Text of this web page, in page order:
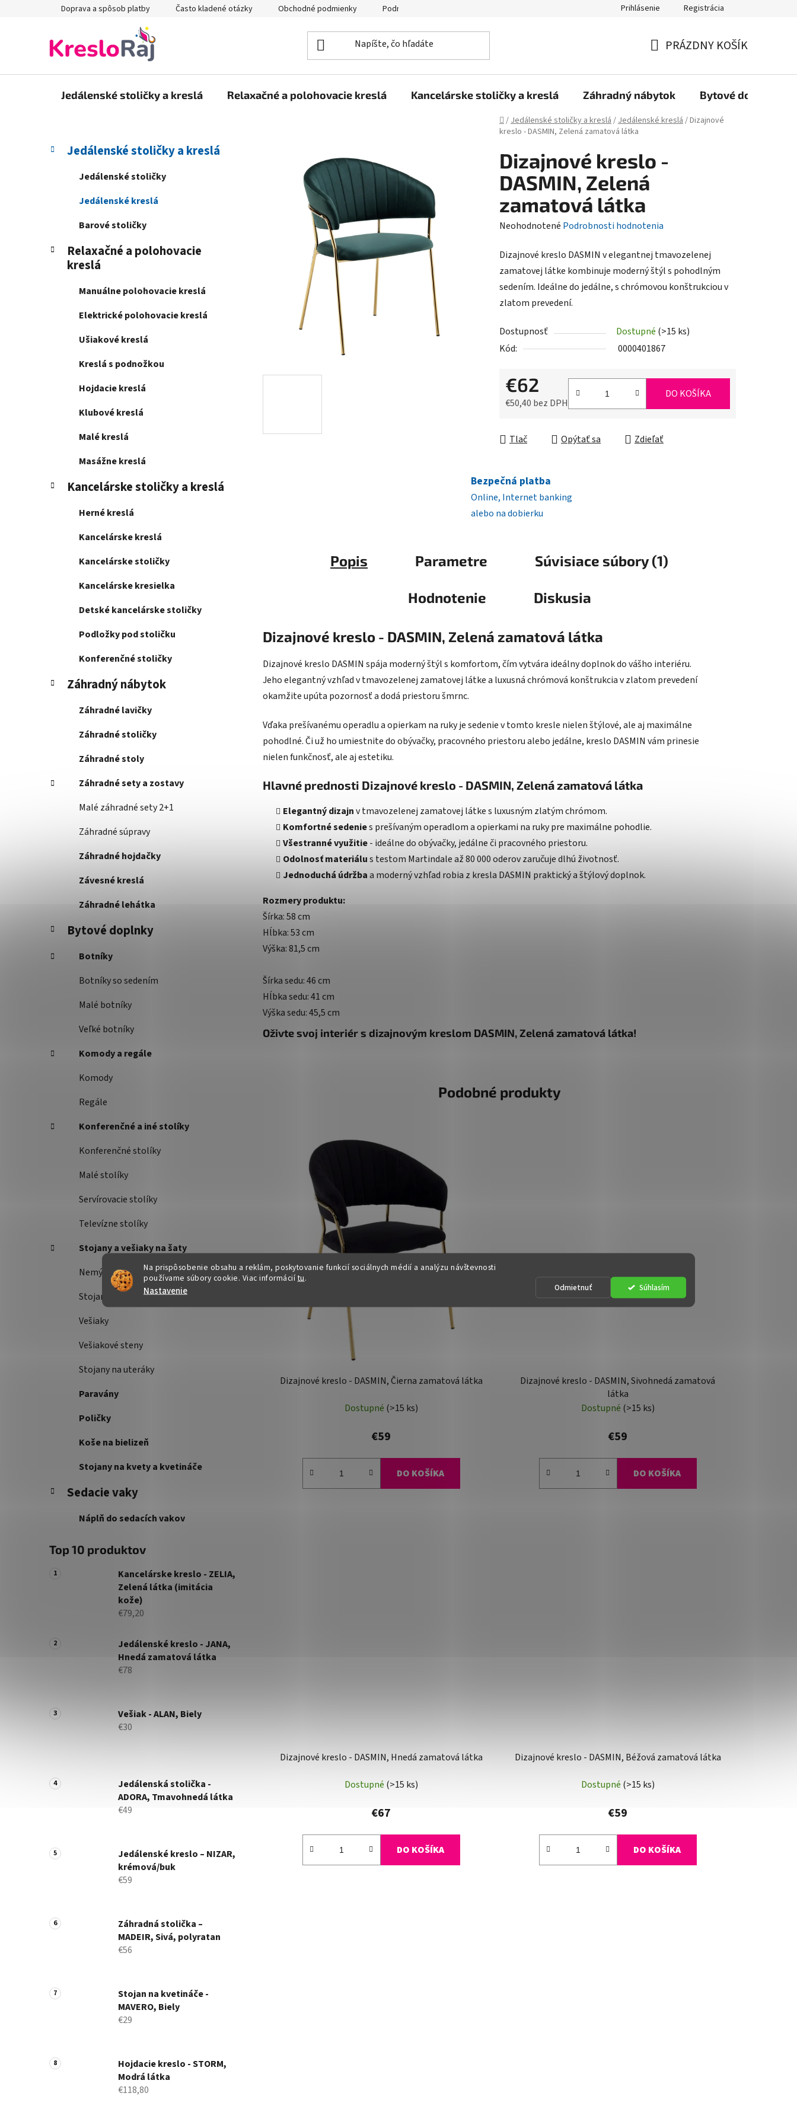
Na prispôsobenie obsahu a reklám, poskytovanie funkcií sociálnych médií a analýzu návštevnosti
používame súbory cookie. Viac informáciítu.
Nastavenie Odmietnuť Súhlasím
Doprava a spôsob platby Často kladené otázky Obchodné podmienky Podmienky ochrany osobných údajov Reklamačný poriadok, Záručné podmienky Reklamačný formulár
Prihlásenie Registrácia
KOŠÍK
PRÁZDNY KOŠÍK
Jedálenské stoličky a kreslá Relaxačné a polohovacie kreslá Kancelárske stoličky a kreslá Záhradný nábytok Bytové doplnky
Domov
/Jedálenské stoličky a kreslá/Jedálenské kreslá/Dizajnové
kreslo - DASMIN, Zelená zamatová látka
B
n
Preskočiť
kategórie
K
a
e
Jedálenské stoličky a kreslá
Jedálenské stoličky
Jedálenské kreslá
Barové stoličky
Relaxačné a polohovacie
kreslá
Manuálne polohovacie kreslá
Elektrické polohovacie kreslá
Ušiakové kreslá
Kreslá s podnožkou
Hojdacie kreslá
Klubové kreslá
Malé kreslá
Masážne kreslá
Kancelárske stoličky a kreslá
Herné kreslá
Kancelárske kreslá
Kancelárske stoličky
Kancelárske kresielka
Detské kancelárske stoličky
Podložky pod stoličku
Konferenčné stoličky
Záhradný nábytok
Záhradné lavičky
Záhradné stoličky
Záhradné stoly
Záhradné sety a zostavy
Malé záhradné sety 2+1
Záhradné súpravy
Záhradné hojdačky
Závesné kreslá
Záhradné lehátka
Bytové doplnky
Botníky
Botníky so sedením
Malé botníky
Veľké botníky
Komody a regále
Komody
Regále
Konferenčné a iné stolíky
Konferenčné stolíky
Malé stolíky
Servírovacie stolíky
Televízne stolíky
Stojany a vešiaky na šaty
Nemý sluha
Stojany na šaty
Vešiaky
Vešiakové steny
Stojany na uteráky
Paravány
Poličky
Koše na bielizeň
Stojany na kvety a kvetináče
Sedacie vaky
Náplň do sedacích vakov
Top 10 produktov
Kancelárske kreslo - ZELIA,
Zelená látka (imitácia
kože)
€79,20
Jedálenské kreslo - JANA,
Hnedá zamatová látka
€78
Vešiak - ALAN, Biely
€30
Jedálenská stolička -
ADORA, Tmavohnedá látka
€49
Jedálenské kreslo – NIZAR,
krémová/buk
€59
Záhradná stolička –
MADEIR, Sivá, polyratan
€56
Stojan na kvetináče -
MAVERO, Biely
€29
Hojdacie kreslo - STORM,
Modrá látka
€118,80
Dizajnové kreslo -
DASMIN, Zelená
zamatová látka
Priemerné
produktu
je
0,0
z
hviezdičiek.
Neohodnotené Podrobnosti hodnotenia
Dizajnové kreslo DASMIN v elegantnej tmavozelenej
zamatovej látke kombinuje moderný štýl s pohodlným
sedením. Ideálne do jedálne, s chrómovou konštrukciou v
zlatom prevedení.
Dostupnosť Dostupné (>15 ks)
Kód:
0000401867
€62
€50,40 bez DPH
DO KOŠÍKA
Tlač Opýtať sa Zdieľať
Bezpečná platba
Online, Internet banking
alebo na dobierku
Popis Parametre Súvisiace súbory (1)
Hodnotenie Diskusia
Dizajnové kreslo - DASMIN, Zelená zamatová látka
Dizajnové kreslo DASMIN spája moderný štýl s komfortom, čím vytvára ideálny doplnok do vášho interiéru.
Jeho elegantný vzhľad v tmavozelenej zamatovej látke a luxusná chrómová konštrukcia v zlatom prevedení
okamžite upúta pozornosť a dodá priestoru šmrnc.
Vďaka prešívanému operadlu a opierkam na ruky je sedenie v tomto kresle nielen štýlové, ale aj maximálne
pohodlné. Či už ho umiestnite do obývačky, pracovného priestoru alebo jedálne, kreslo DASMIN vám prinesie
nielen funkčnosť, ale aj estetiku.
Hlavné prednosti Dizajnové kreslo - DASMIN, Zelená zamatová látka
Elegantný dizajnv tmavozelenej zamatovej látke s luxusným zlatým chrómom.
Komfortné sedenies prešívaným operadlom a opierkami na ruky pre maximálne pohodlie.
Všestranné využitie- ideálne do obývačky, jedálne či pracovného priestoru.
Odolnosť materiálus testom Martindale až 80 000 oderov zaručuje dlhú životnosť.
Jednoduchá údržbaa moderný vzhľad robia z kresla DASMIN praktický a štýlový doplnok.
Rozmery produktu:
Šírka: 58 cm
Hĺbka: 53 cm
Výška: 81,5 cm
Šírka sedu: 46 cm
Hĺbka sedu: 41 cm
Výška sedu: 45,5 cm
Oživte svoj interiér s dizajnovým kreslom DASMIN, Zelená zamatová látka!
Podobné produkty
Dizajnové kreslo - DASMIN, Čierna zamatová látka
Dostupné (>15 ks)
€59
DO KOŠÍKA
Dizajnové kreslo - DASMIN, Sivohnedá zamatová
látka
Dostupné (>15 ks)
€59
DO KOŠÍKA
Dizajnové kreslo - DASMIN, Hnedá zamatová látka
Dostupné (>15 ks)
€67
DO KOŠÍKA
Dizajnové kreslo - DASMIN, Béžová zamatová látka
Dostupné (>15 ks)
€59
DO KOŠÍKA